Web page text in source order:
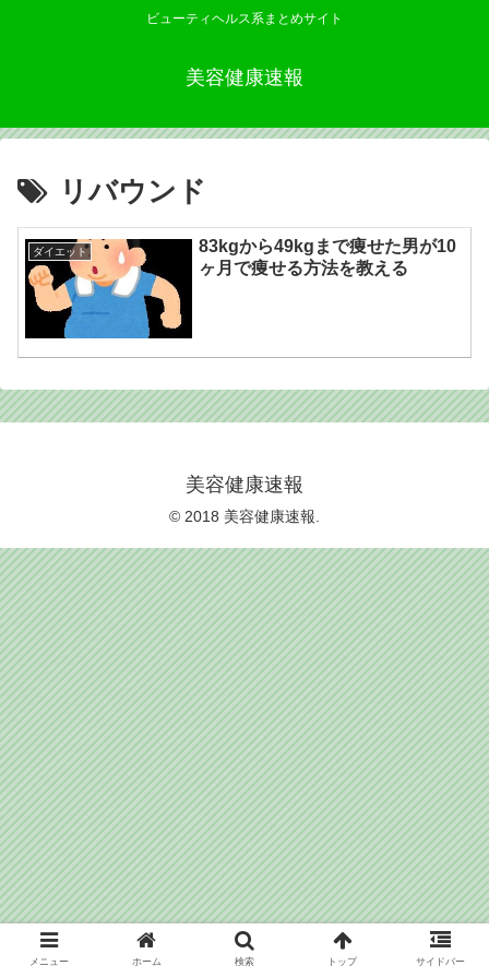
ビューティヘルス系まとめサイト
美容健康速報
リバウンド
ダイエット
83kgから49kgまで痩せた男が10
ヶ月で痩せる方法を教える
美容健康速報
© 2018 美容健康速報.
メニュー ホーム 検索 トップ サイドバー